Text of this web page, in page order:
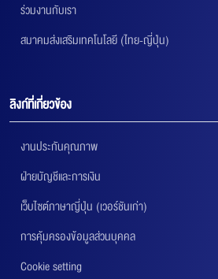
ร่วมงานกับเรา
สมาคมส่งเสริมเทคโนโลยี (ไทย-ญี่ปุ่น)
ลิงก์ที่เกี่ยวข้อง
งานประกันคุณภาพ
ฝ่ายบัญชีและการเงิน
เว็บไซต์ภาษาญี่ปุ่น (เวอร์ชันเก่า)
การคุ้มครองข้อมูลส่วนบุคคล
Cookie setting